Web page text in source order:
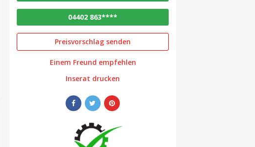
04402 863****
Preisvorschlag senden
Einem Freund empfehlen
Inserat drucken